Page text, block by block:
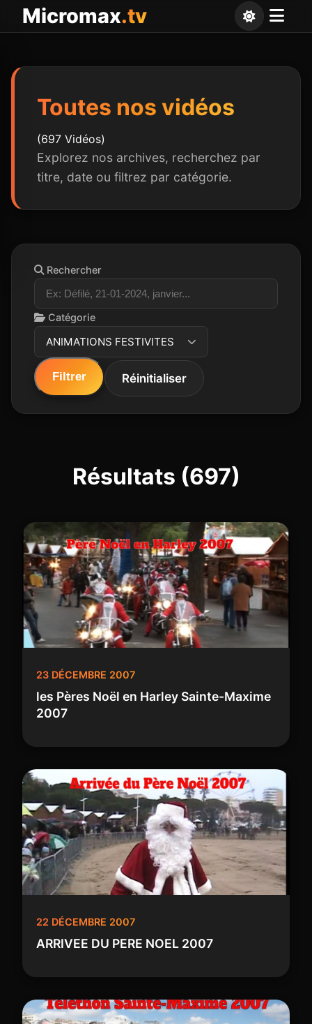
Micromax.tv
Toutes nos vidéos
(697 Vidéos)
Explorez nos archives, recherchez par
titre, date ou filtrez par catégorie.
Rechercher
Catégorie
ANIMATIONS FESTIVITES
Filtrer Réinitialiser
Résultats (697)
23 DÉCEMBRE 2007
les Pères Noël en Harley Sainte-Maxime
2007
22 DÉCEMBRE 2007
ARRIVEE DU PERE NOEL 2007
Panneau de gestion des cookies